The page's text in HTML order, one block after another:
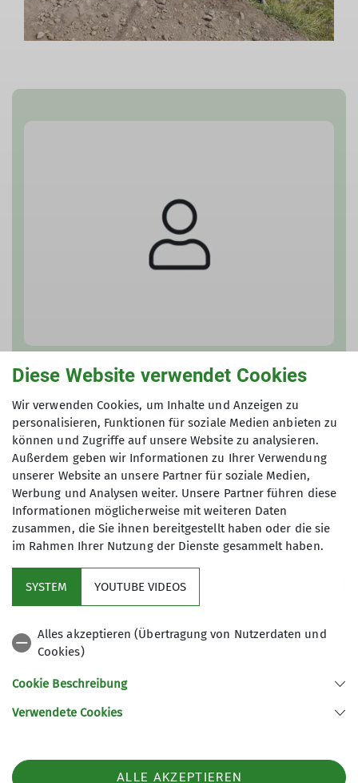
Reiner Hummel
Beirat | Gruppenleiter*in Hunderunde
Anfrage senden
DAV Bundesverband
Sektion Regensburg des Deutschen Alpenvereins e.V.
Telefon +4994146399030
Diese Website verwendet Cookies
Wir verwenden Cookies, um Inhalte und Anzeigen zu
personalisieren, Funktionen für soziale Medien anbieten zu
können und Zugriffe auf unsere Website zu analysieren.
Außerdem geben wir Informationen zu Ihrer Verwendung
unserer Website an unsere Partner für soziale Medien,
Werbung und Analysen weiter. Unsere Partner führen diese
Informationen möglicherweise mit weiteren Daten
zusammen, die Sie ihnen bereitgestellt haben oder die sie
im Rahmen Ihrer Nutzung der Dienste gesammelt haben.
SYSTEM YOUTUBE VIDEOS
Alles akzeptieren (Übertragung von Nutzerdaten und
Cookies)
Cookie Beschreibung
Verwendete Cookies
ALLE AKZEPTIEREN